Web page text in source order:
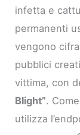
infetta e
permanenti
vengono
pubblici
vittima, con
Blight”.
utilizza